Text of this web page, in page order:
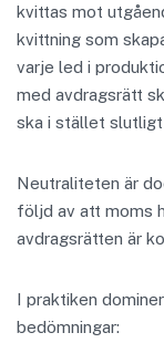
kvittas mot
kvittning som
varje led i
med avdragsrätt
ska i stället
Neutraliteten är
följd av att moms
avdragsrätten är
I praktiken
bedömningar: